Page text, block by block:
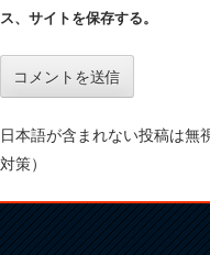
ス、サイトを保存する。
日本語が含まれない投稿は無
対策）